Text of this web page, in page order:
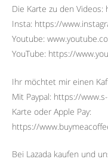
Die Karte zu den
Insta: https://
Youtube:
YouTube: https://
Ihr möchtet mir einen
Mit Paypal: https://
Karte oder Apple Pay:
https://
Bei Lazada kaufen und